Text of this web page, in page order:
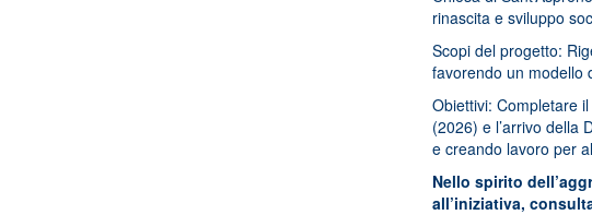
rinascita e sviluppo
Scopi del progetto:
favorendo un modello
Obiettivi: Completare
(2026) e l’arrivo della
e creando lavoro per
Nello spirito
all’iniziativa,